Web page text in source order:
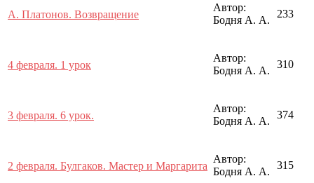
А. Платонов. Возвращение
Автор:
Бодня А. А.
233
4 февраля. 1 урок
Автор:
Бодня А. А.
310
3 февраля. 6 урок.
Автор:
Бодня А. А.
374
2 февраля. Булгаков. Мастер и Маргарита
Автор:
Бодня А. А.
315